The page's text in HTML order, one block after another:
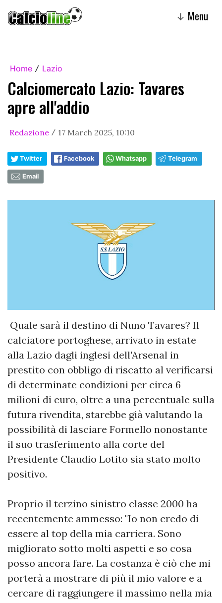
↓ Menu
Home / Lazio
Calciomercato Lazio: Tavares
apre all'addio
Redazione / 17 March 2025, 10:10
Twitter Facebook Whatsapp Telegram
Email
Quale sarà il destino di Nuno Tavares? Il
calciatore portoghese, arrivato in estate
alla Lazio dagli inglesi dell'Arsenal in
prestito con obbligo di riscatto al verificarsi
di determinate condizioni per circa 6
milioni di euro, oltre a una percentuale sulla
futura rivendita, starebbe già valutando la
possibilità di lasciare Formello nonostante
il suo trasferimento alla corte del
Presidente Claudio Lotito sia stato molto
positivo.
Proprio il terzino sinistro classe 2000 ha
recentemente ammesso: "Io non credo di
essere al top della mia carriera. Sono
migliorato sotto molti aspetti e so cosa
posso ancora fare. La costanza è ciò che mi
porterà a mostrare di più il mio valore e a
cercare di raggiungere il massimo nella mia